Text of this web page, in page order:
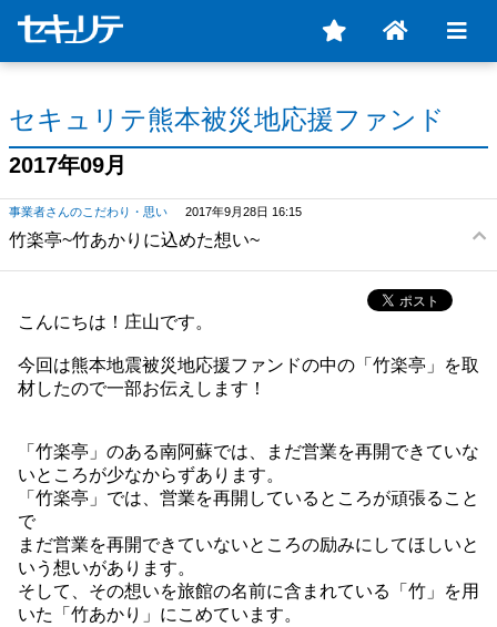
セキュリテ熊本被災地応援ファンド
2017年09月
事業者さんのこだわり・思い 2017年9月28日 16:15
竹楽亭~竹あかりに込めた想い~
こんにちは！庄山です。
今回は熊本地震被災地応援ファンドの中の「竹楽亭」を取
材したので一部お伝えします！
「竹楽亭」のある南阿蘇では、まだ営業を再開できていな
いところが少なからずあります。
「竹楽亭」では、営業を再開しているところが頑張ること
で
まだ営業を再開できていないところの励みにしてほしいと
いう想いがあります。
そして、その想いを旅館の名前に含まれている「竹」を用
いた「竹あかり」にこめています。